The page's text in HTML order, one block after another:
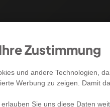
Zustimmung
und andere Technologien,
Werbung zu zeigen. Damit
Sie uns diese Daten